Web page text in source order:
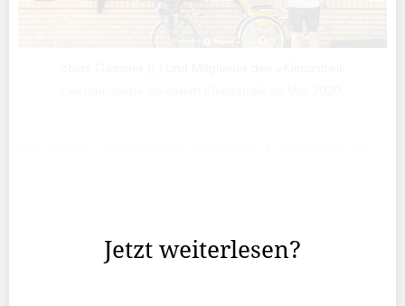
Jetzt weiterlesen?